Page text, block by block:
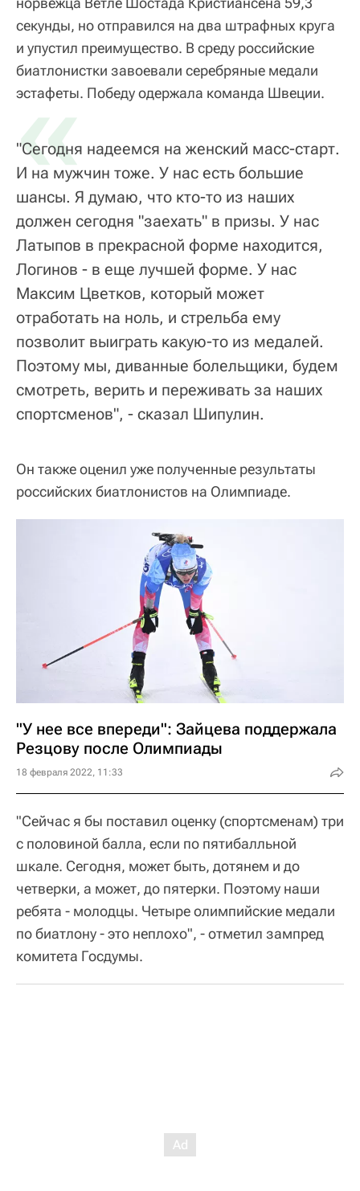
секунды, но отправился на два штрафных круга
и упустил преимущество. В среду российские
биатлонистки завоевали серебряные медали
эстафеты. Победу одержала команда Швеции.
«
"Сегодня надеемся на женский масс-старт.
И на мужчин тоже. У нас есть большие
шансы. Я думаю, что кто-то из наших
должен сегодня "заехать" в призы. У нас
Латыпов в прекрасной форме находится,
Логинов - в еще лучшей форме. У нас
Максим Цветков, который может
отработать на ноль, и стрельба ему
позволит выиграть какую-то из медалей.
Поэтому мы, диванные болельщики, будем
смотреть, верить и переживать за наших
спортсменов", - сказал Шипулин.
Он также оценил уже полученные результаты
российских биатлонистов на Олимпиаде.
"У нее все впереди": Зайцева поддержала
Резцову после Олимпиады
18 февраля 2022, 11:33
"Сейчас я бы поставил оценку (спортсменам) три
с половиной балла, если по пятибалльной
шкале. Сегодня, может быть, дотянем и до
четверки, а может, до пятерки. Поэтому наши
ребята - молодцы. Четыре олимпийские медали
по биатлону - это неплохо", - отметил зампред
комитета Госдумы.